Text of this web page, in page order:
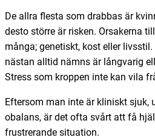
De allra flesta som drabbas är
desto större är risken. Orsakerna
många; genetiskt, kost eller
nästan alltid nämns är långvarig
Stress som kroppen inte kan vila
Eftersom man inte är kliniskt sjuk,
obalans, är det ofta svårt att få
frustrerande situation.